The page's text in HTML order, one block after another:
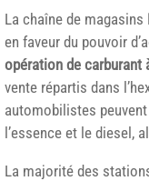
La chaîne de magasins
en faveur du pouvoir
opération de carburant
vente répartis dans
automobilistes
l’essence et le diesel,
La majorité des